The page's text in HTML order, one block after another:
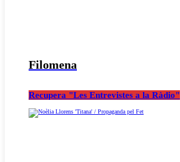
Filomena
Recupera "Les Entrevistes a la Ràdio"